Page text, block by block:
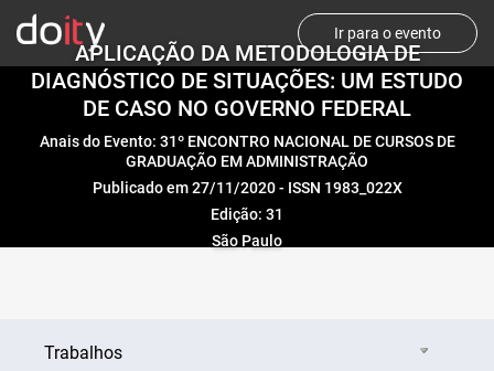
Ir para o evento
APLICAÇÃO DA METODOLOGIA DE
DIAGNÓSTICO DE SITUAÇÕES: UM ESTUDO
DE CASO NO GOVERNO FEDERAL
Anais do Evento: 31º ENCONTRO NACIONAL DE CURSOS DE
GRADUAÇÃO EM ADMINISTRAÇÃO
Publicado em 27/11/2020 - ISSN 1983_022X
Edição: 31
São Paulo
Trabalhos